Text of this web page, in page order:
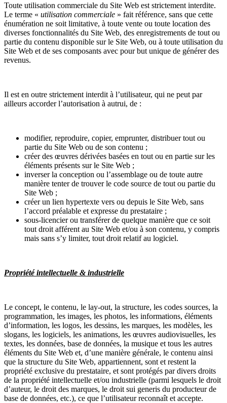
Toute utilisation commerciale du Site Web est strictement interdite.
Le terme « utilisation commerciale » fait référence, sans que cette
énumération ne soit limitative, à toute vente ou toute location des
diverses fonctionnalités du Site Web, des enregistrements de tout ou
partie du contenu disponible sur le Site Web, ou à toute utilisation du
Site Web et de ses composants avec pour but unique de générer des
revenus.
Il est en outre strictement interdit à l’utilisateur, qui ne peut par
ailleurs accorder l’autorisation à autrui, de :
modifier, reproduire, copier, emprunter, distribuer tout ou
partie du Site Web ou de son contenu ;
créer des œuvres dérivées basées en tout ou en partie sur les
éléments présents sur le Site Web ;
inverser la conception ou l’assemblage ou de toute autre
manière tenter de trouver le code source de tout ou partie du
Site Web ;
créer un lien hypertexte vers ou depuis le Site Web, sans
l’accord préalable et expresse du prestataire ;
sous-licencier ou transférer de quelque manière que ce soit
tout droit afférent au Site Web et/ou à son contenu, y compris
mais sans s’y limiter, tout droit relatif au logiciel.
Propriété intellectuelle & industrielle
Le concept, le contenu, le lay-out, la structure, les codes sources, la
programmation, les images, les photos, les informations, éléments
d’information, les logos, les dessins, les marques, les modèles, les
slogans, les logiciels, les animations, les œuvres audiovisuelles, les
textes, les données, base de données, la musique et tous les autres
éléments du Site Web et, d’une manière générale, le contenu ainsi
que la structure du Site Web, appartiennent, sont et restent la
propriété exclusive du prestataire, et sont protégés par divers droits
de la propriété intellectuelle et/ou industrielle (parmi lesquels le droit
d’auteur, le droit des marques, le droit sui generis du producteur de
base de données, etc.), ce que l’utilisateur reconnaît et accepte.